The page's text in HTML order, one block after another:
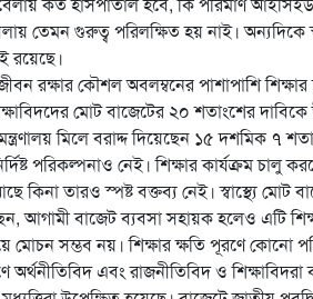
তেমন গুরুত্ব পরিলক্ষিত হয় নাই। অন্যদিকে
রয়েছে।
রক্ষার কৌশল অবলম্বনের পাশাপাশি শিক্ষার
মোট বাজেটের ২০ শতাংশের
মিলে বরাদ্দ দিয়েছেন ১৫ দশমিক ৭
পরিকল্পনাও নেই। শিক্ষার কার্যক্রম চালু
তারও স্পষ্ট বক্তব্য নেই। স্বাস্থ্যে মোট
আগামী বাজেট ব্যবসা সহায়ক হলেও এটি
মোচন সম্ভব নয়। শিক্ষার ক্ষতি পূরণে কোনো
অর্থনীতিবিদ এবং রাজনীতিবিদ ও